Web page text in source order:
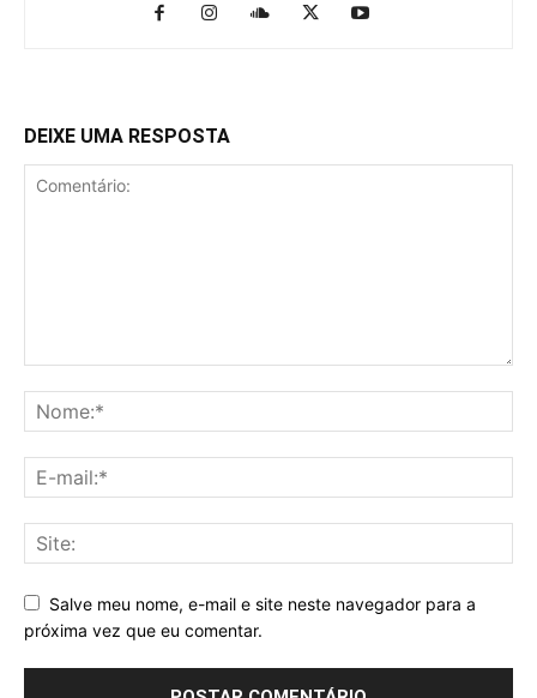
DEIXE UMA RESPOSTA
Salve meu nome, e-mail e site neste navegador para a
próxima vez que eu comentar.